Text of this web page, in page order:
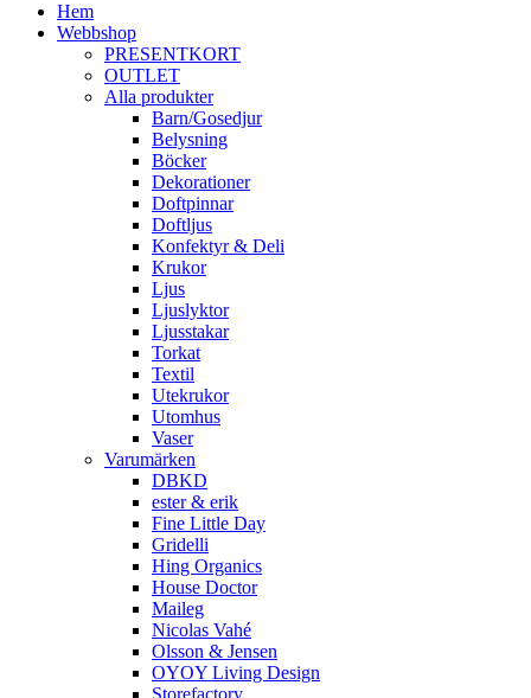
Hem
Webbshop
PRESENTKORT
OUTLET
Alla produkter
Barn/Gosedjur
Belysning
Böcker
Dekorationer
Doftpinnar
Doftljus
Konfektyr & Deli
Krukor
Ljus
Ljuslyktor
Ljusstakar
Torkat
Textil
Utekrukor
Utomhus
Vaser
Varumärken
DBKD
ester & erik
Fine Little Day
Gridelli
Hing Organics
House Doctor
Maileg
Nicolas Vahé
Olsson & Jensen
OYOY Living Design
Storefactory